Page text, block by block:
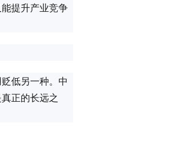
提升产业竞争
低另一种。中
正的长远之